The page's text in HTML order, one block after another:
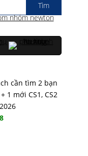
cần tìm 2 bạn
1 mới CS1, CS2